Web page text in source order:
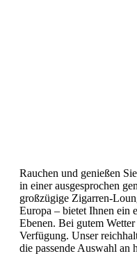
Rauchen und genießen
in einer ausgesprochen
großzügige Zigarren-
Europa – bietet Ihnen ein
Ebenen. Bei gutem Wetter
Verfügung. Unser
die passende Auswahl an